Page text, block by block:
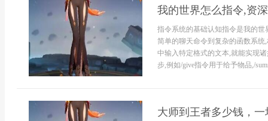
我的世界怎么指令,资
指令系统的基础认知指令是我的
简单的聊天命令到复杂的函数系
中输入特定格式的文本,就能实现
步,例如/give指令用于给予物品,/
大师到王者多少钱，